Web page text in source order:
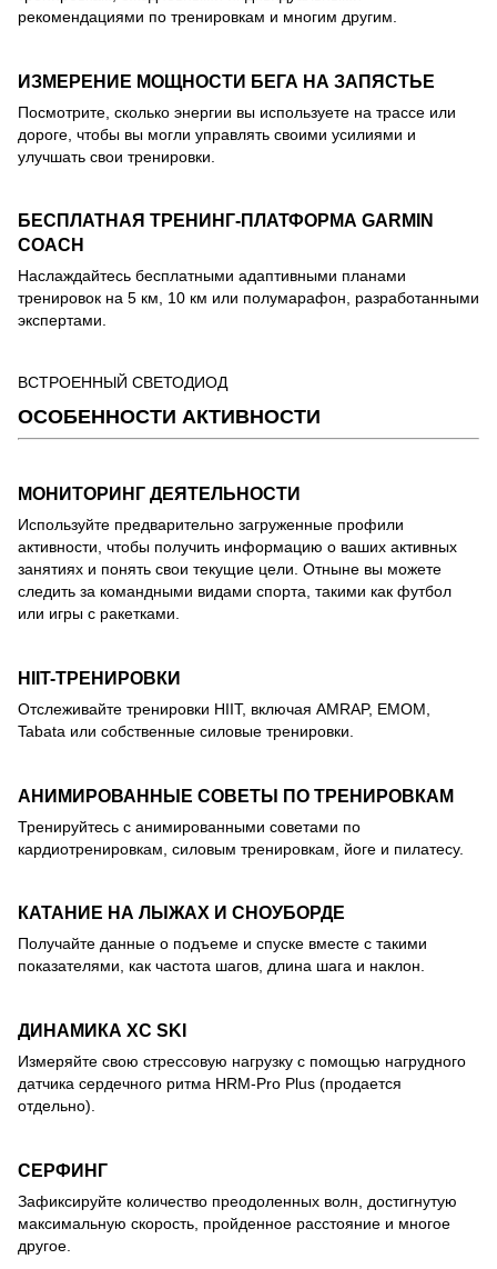
рекомендациями по тренировкам и многим другим.
ИЗМЕРЕНИЕ МОЩНОСТИ БЕГА НА ЗАПЯСТЬЕ
Посмотрите, сколько энергии вы используете на трассе или
дороге, чтобы вы могли управлять своими усилиями и
улучшать свои тренировки.
БЕСПЛАТНАЯ ТРЕНИНГ-ПЛАТФОРМА GARMIN
COACH
Наслаждайтесь бесплатными адаптивными планами
тренировок на 5 км, 10 км или полумарафон, разработанными
экспертами.
ВСТРОЕННЫЙ СВЕТОДИОД
ОСОБЕННОСТИ АКТИВНОСТИ
МОНИТОРИНГ ДЕЯТЕЛЬНОСТИ
Используйте предварительно загруженные профили
активности, чтобы получить информацию о ваших активных
занятиях и понять свои текущие цели. Отныне вы можете
следить за командными видами спорта, такими как футбол
или игры с ракетками.
HIIT-ТРЕНИРОВКИ
Отслеживайте тренировки HIIT, включая AMRAP, EMOM,
Tabata или собственные силовые тренировки.
АНИМИРОВАННЫЕ СОВЕТЫ ПО ТРЕНИРОВКАМ
Тренируйтесь с анимированными советами по
кардиотренировкам, силовым тренировкам, йоге и пилатесу.
КАТАНИЕ НА ЛЫЖАХ И СНОУБОРДЕ
Получайте данные о подъеме и спуске вместе с такими
показателями, как частота шагов, длина шага и наклон.
ДИНАМИКА XC SKI
Измеряйте свою стрессовую нагрузку с помощью нагрудного
датчика сердечного ритма HRM-Pro Plus (продается
отдельно).
СЕРФИНГ
Зафиксируйте количество преодоленных волн, достигнутую
максимальную скорость, пройденное расстояние и многое
другое.